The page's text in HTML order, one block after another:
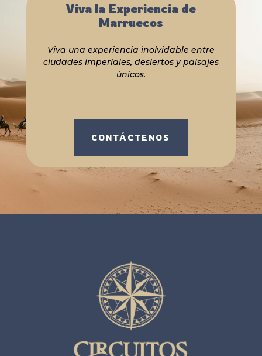
Viva la Experiencia de
Marruecos
Viva una experiencia inolvidable entre
ciudades imperiales, desiertos y paisajes
únicos.
CONTÁCTENOS